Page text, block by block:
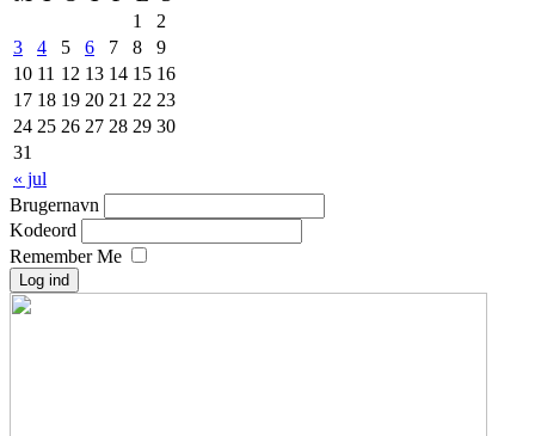
« jul
1
2
3
4 5 6 7 8
9
10 11 12 13 14 15 16
17 18 19 20 21 22 23
24 25 26 27 28 29 30
31
Brugernavn
Kodeord
Remember Me